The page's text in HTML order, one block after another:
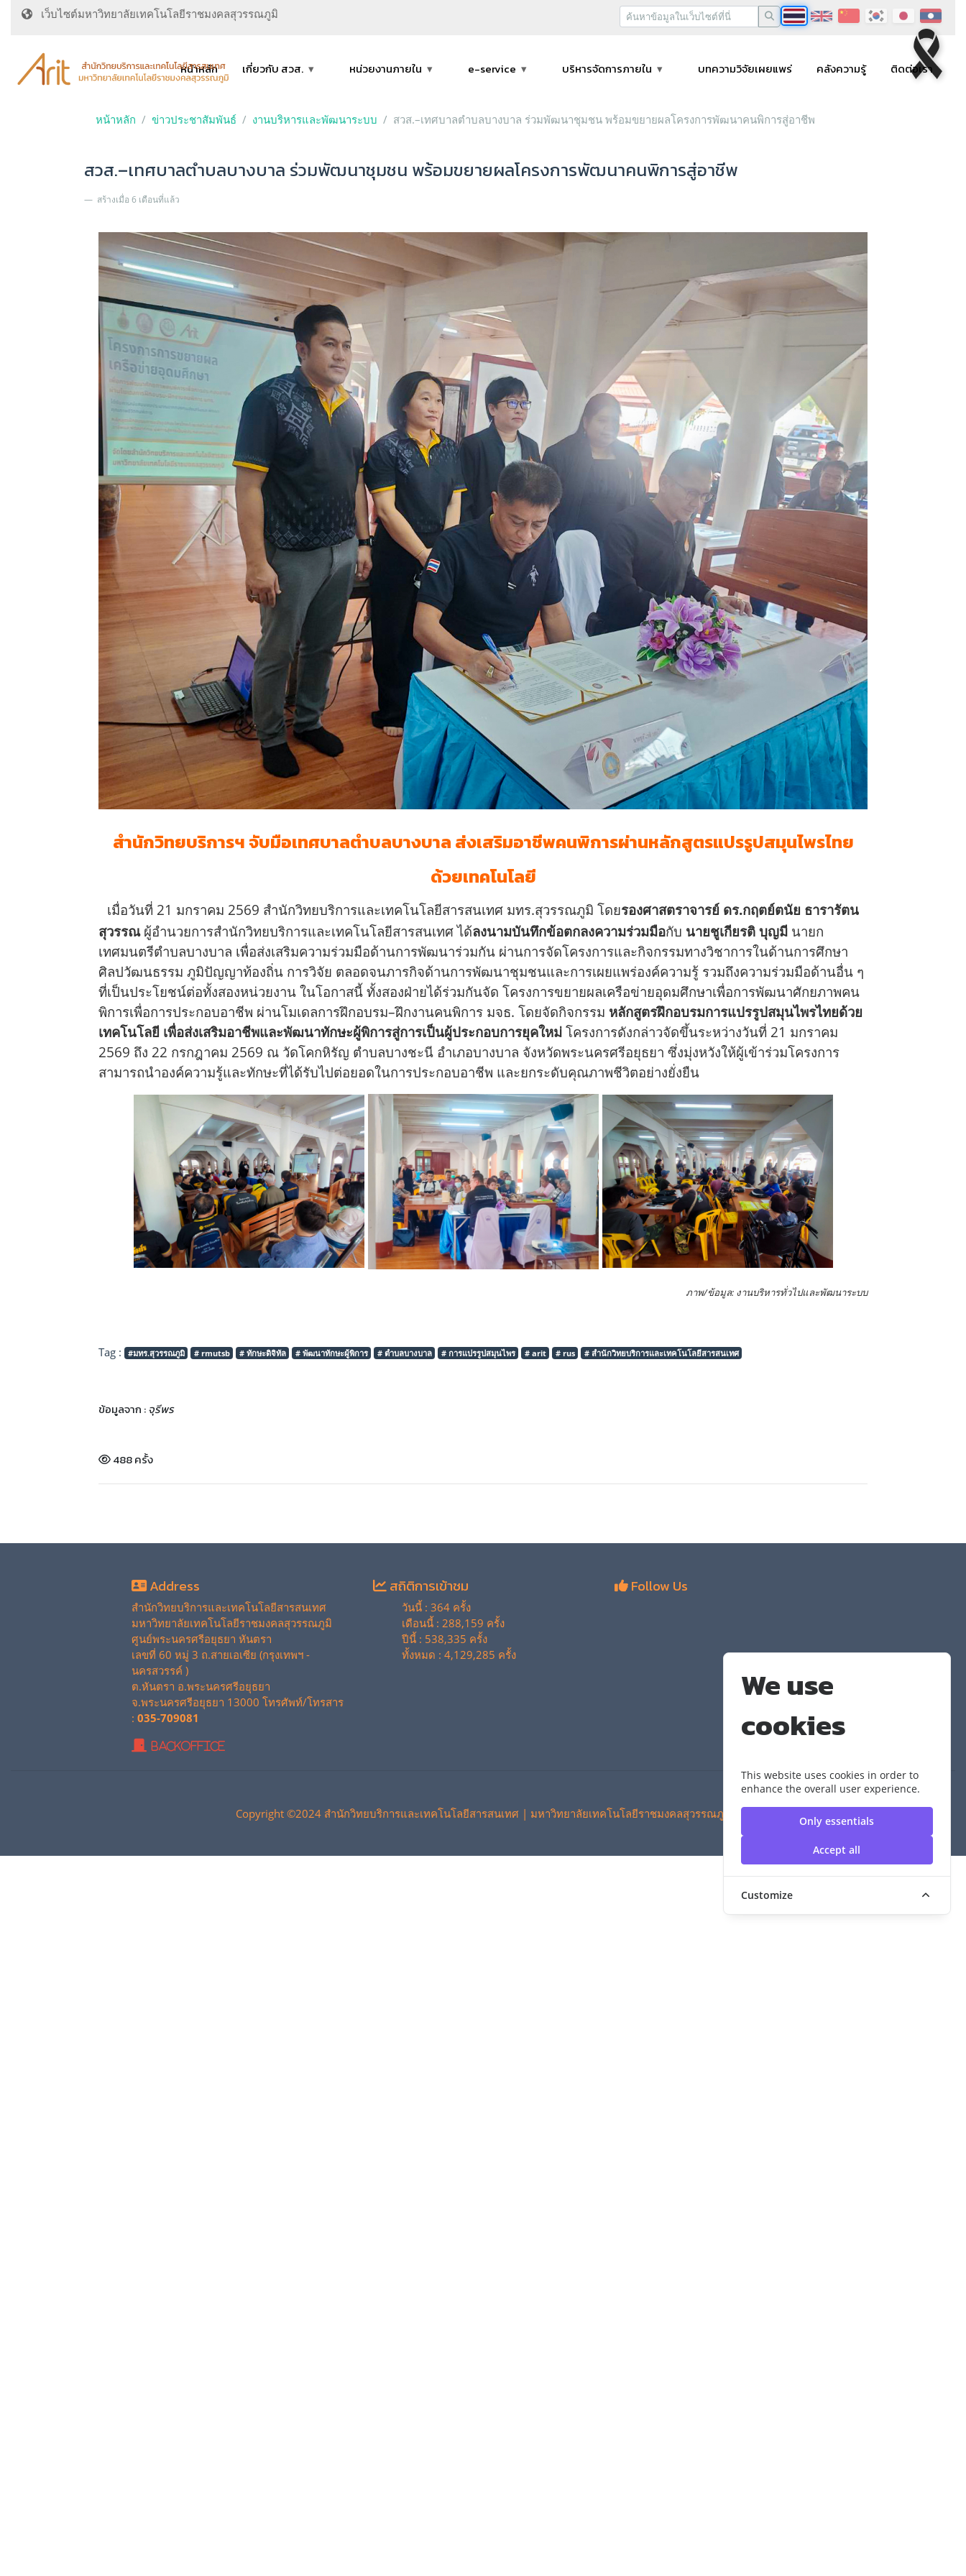
We use
cookies
This website uses cookies in order to
enhance the overall user experience.
Only essentials
Accept all
Customize
เว็บไซต์มหาวิทยาลัยเทคโนโลยีราชมงคลสุวรรณภูมิ
หน้าหลัก เกี่ยวกับ สวส. หน่วยงานภายใน e-service บริหารจัดการภายใน บทความวิจัยเผยแพร่ คลังความรู้ ติดต่อเรา
หน้าหลัก ข่าวประชาสัมพันธ์ งานบริหารและพัฒนาระบบ สวส.–เทศบาลตำบลบางบาล ร่วมพัฒนาชุมชน พร้อมขยายผลโครงการพัฒนาคนพิการสู่อาชีพ
สวส.–เทศบาลตำบลบางบาล ร่วมพัฒนาชุมชน พร้อมขยายผลโครงการพัฒนาคนพิการสู่อาชีพ
สร้างเมื่อ 6 เดือนที่แล้ว
สำนักวิทยบริการฯ จับมือเทศบาลตำบลบางบาล ส่งเสริมอาชีพคนพิการผ่านหลักสูตรแปรรูปสมุนไพรไทย
ด้วยเทคโนโลยี
เมื่อวันที่ 21 มกราคม 2569 สำนักวิทยบริการและเทคโนโลยีสารสนเทศ มทร.สุวรรณภูมิ โดยรองศาสตราจารย์ ดร.กฤตย์ตนัย ธารารัตน
สุวรรณผู้อำนวยการสำนักวิทยบริการและเทคโนโลยีสารสนเทศ ได้ลงนามบันทึกข้อตกลงความร่วมมือกับ นายชูเกียรติ บุญมี นายก
เทศมนตรีตำบลบางบาล เพื่อส่งเสริมความร่วมมือด้านการพัฒนาร่วมกัน ผ่านการจัดโครงการและกิจกรรมทางวิชาการในด้านการศึกษา
ศิลปวัฒนธรรม ภูมิปัญญาท้องถิ่น การวิจัย ตลอดจนภารกิจด้านการพัฒนาชุมชนและการเผยแพร่องค์ความรู้ รวมถึงความร่วมมือด้านอื่น ๆ
ที่เป็นประโยชน์ต่อทั้งสองหน่วยงาน ในโอกาสนี้ ทั้งสองฝ่ายได้ร่วมกันจัด โครงการขยายผลเครือข่ายอุดมศึกษาเพื่อการพัฒนาศักยภาพคน
พิการเพื่อการประกอบอาชีพ ผ่านโมเดลการฝึกอบรม–ฝึกงานคนพิการ มจธ. โดยจัดกิจกรรม หลักสูตรฝึกอบรมการแปรรูปสมุนไพรไทยด้วย
เทคโนโลยี เพื่อส่งเสริมอาชีพและพัฒนาทักษะผู้พิการสู่การเป็นผู้ประกอบการยุคใหม่ โครงการดังกล่าวจัดขึ้นระหว่างวันที่ 21 มกราคม
2569 ถึง 22 กรกฎาคม 2569 ณ วัดโคกหิรัญ ตำบลบางชะนี อำเภอบางบาล จังหวัดพระนครศรีอยุธยา ซึ่งมุ่งหวังให้ผู้เข้าร่วมโครงการ
สามารถนำองค์ความรู้และทักษะที่ได้รับไปต่อยอดในการประกอบอาชีพ และยกระดับคุณภาพชีวิตอย่างยั่งยืน
ภาพ/ข้อมูล: งานบริหารทั่วไปและพัฒนาระบบ
Tag : #มทร.สุวรรณภูมิ # rmutsb # ทักษะดิจิทัล # พัฒนาทักษะผู้พิการ # ตำบลบางบาล # การแปรรูปสมุนไพร # arit # rus # สำนักวิทยบริการและเทคโนโลยีสารสนเทศ
ข้อมูลจาก :จุรีพร
488 ครั้ง
Address
สำนักวิทยบริการและเทคโนโลยีสารสนเทศ
มหาวิทยาลัยเทคโนโลยีราชมงคลสุวรรณภูมิ
ศูนย์พระนครศรีอยุธยา หันตรา
เลขที่ 60 หมู่ 3 ถ.สายเอเซีย (กรุงเทพฯ -
นครสวรรค์ )
ต.หันตรา อ.พระนครศรีอยุธยา
จ.พระนครศรีอยุธยา 13000 โทรศัพท์/โทรสาร
: 035-709081
BackOffice
สถิติการเข้าชม
วันนี้ : 364 ครั้ง
เดือนนี้ : 288,159 ครั้ง
ปีนี้ : 538,335 ครั้ง
ทั้งหมด : 4,129,285 ครั้ง
Follow Us
Copyright ©2024 สำนักวิทยบริการและเทคโนโลยีสารสนเทศ | มหาวิทยาลัยเทคโนโลยีราชมงคลสุวรรณภูมิ